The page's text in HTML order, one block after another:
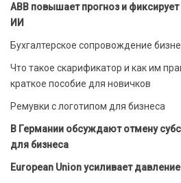
ABB повышает прогноз и
ИИ
Бухгалтерское сопровождение
Что такое скарификатор и как им
краткое пособие для новичков
Ремувки с логотипом для бизнеса
В Германии обсуждают отмену
для бизнеса
European Union усиливает